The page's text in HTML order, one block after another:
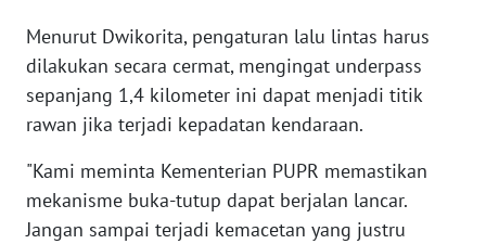
Menurut Dwikorita, pengaturan lalu lintas harus
dilakukan secara cermat, mengingat underpass
sepanjang 1,4 kilometer ini dapat menjadi titik
rawan jika terjadi kepadatan kendaraan.
"Kami meminta Kementerian PUPR memastikan
mekanisme buka-tutup dapat berjalan lancar.
Jangan sampai terjadi kemacetan yang justru
WN
BANTEN
WN
WN
KEPRI